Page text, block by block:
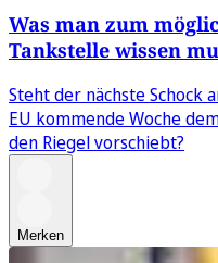
Was man zum
Tankstelle wissen
Steht der nächste Schock
EU kommende Woche
den Riegel vorschiebt?
Merken